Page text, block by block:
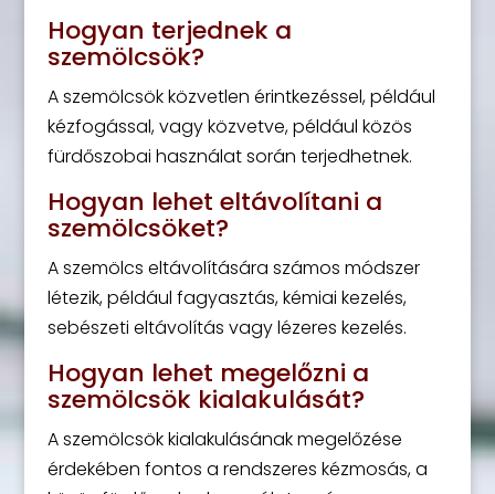
Hogyan terjednek a
szemölcsök?
A szemölcsök közvetlen érintkezéssel, például
kézfogással, vagy közvetve, például közös
fürdőszobai használat során terjedhetnek.
Hogyan lehet eltávolítani a
szemölcsöket?
A szemölcs eltávolítására számos módszer
létezik, például fagyasztás, kémiai kezelés,
sebészeti eltávolítás vagy lézeres kezelés.
Hogyan lehet megelőzni a
szemölcsök kialakulását?
A szemölcsök kialakulásának megelőzése
érdekében fontos a rendszeres kézmosás, a